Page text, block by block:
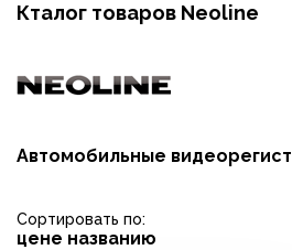
Кталог товаров Neoline
Автомобильные
Сортировать по:
цене названию